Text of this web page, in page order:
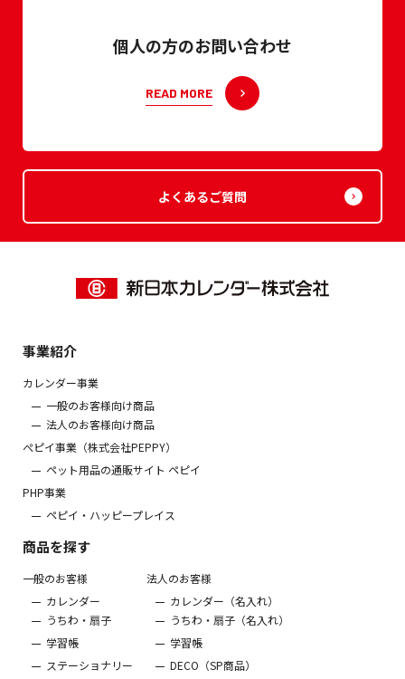
個人の方のお問い合わせ
READ MORE
よくあるご質問
事業紹介
カレンダー事業
一般のお客様向け商品
法人のお客様向け商品
ぺピイ事業（株式会社PEPPY）
ペット用品の通販サイト ペピイ
PHP事業
ペピイ・ハッピープレイス
商品を探す
一般のお客様
カレンダー
うちわ・扇子
学習帳
ステーショナリー
法人のお客様
カレンダー（名入れ）
うちわ・扇子（名入れ）
学習帳
DECO（SP商品）